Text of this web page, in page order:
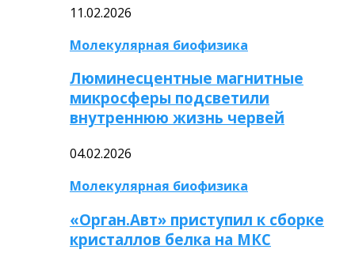
11.02.2026
Молекулярная биофизика
Люминесцентные магнитные
микросферы подсветили
внутреннюю жизнь червей
04.02.2026
Молекулярная биофизика
«Орган.Авт» приступил к сборке
кристаллов белка на МКС